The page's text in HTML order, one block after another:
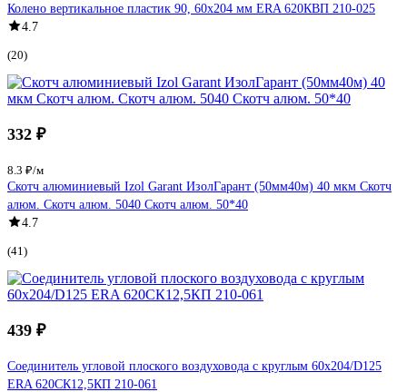
Колено вертикальное пластик 90, 60х204 мм ERA 620КВП 210-025
4.7
(20)
332 ₽
8.3 ₽/м
Скотч алюминиевый Izol Garant ИзолГарант (50мм40м) 40 мкм Скотч
алюм. Скотч алюм. 5040 Скотч алюм. 50*40
4.7
(41)
439 ₽
Соединитель угловой плоского воздуховода с круглым 60х204/D125
ERA 620СК12,5КП 210-061